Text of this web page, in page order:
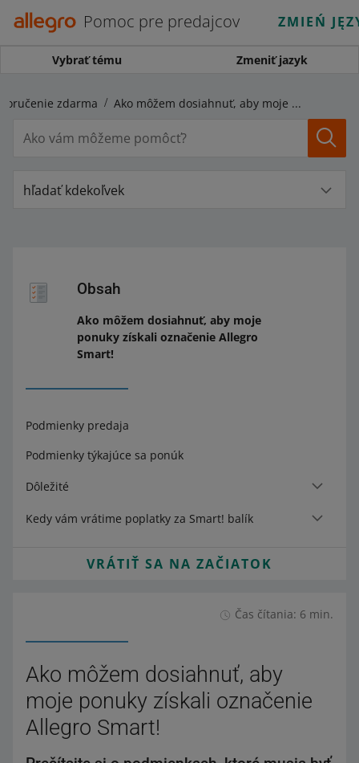
Pomoc pre predajcov ZMIEŃ
Vybrať tému Zmeniť jazyk
zdarma Ako môžem dosiahnuť, aby moje ponuky získali označenie Allegro Smart!
hľadať kdekoľvek
Obsah
Ako môžem dosiahnuť, aby moje
ponuky získali označenie Allegro
Smart!
Podmienky predaja
Podmienky týkajúce sa ponúk
Dôležité
Kedy vám vrátime poplatky za Smart! balík
VRÁTIŤ SA NA ZAČIATOK
Čas čítania: 6 min.
Ako môžem dosiahnuť, aby
moje ponuky získali označenie
Allegro Smart!